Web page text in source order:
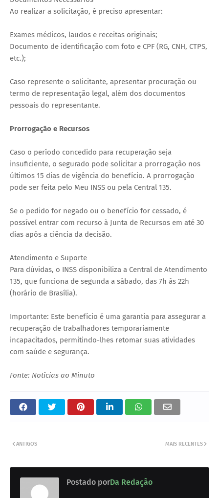
Ao realizar a solicitação, é preciso apresentar:
Exames médicos, laudos e receitas originais;
Documento de identificação com foto e CPF (RG, CNH, CTPS,
etc.);
Caso represente o solicitante, apresentar procuração ou
termo de representação legal, além dos documentos
pessoais do representante.
Prorrogação e Recursos
Caso o período concedido para recuperação seja
insuficiente, o segurado pode solicitar a prorrogação nos
últimos 15 dias de vigência do benefício. A prorrogação
pode ser feita pelo Meu INSS ou pela Central 135.
Se o pedido for negado ou o benefício for cessado, é
possível entrar com recurso à Junta de Recursos em até 30
dias após a ciência da decisão.
Atendimento e Suporte
Para dúvidas, o INSS disponibiliza a Central de Atendimento
135, que funciona de segunda a sábado, das 7h às 22h
(horário de Brasília).
Importante: Este benefício é uma garantia para assegurar a
recuperação de trabalhadores temporariamente
incapacitados, permitindo-lhes retomar suas atividades
com saúde e segurança.
Fonte: Notícias ao Minuto
MAIS RECENTES
ANTIGOS
Postado porDa Redação